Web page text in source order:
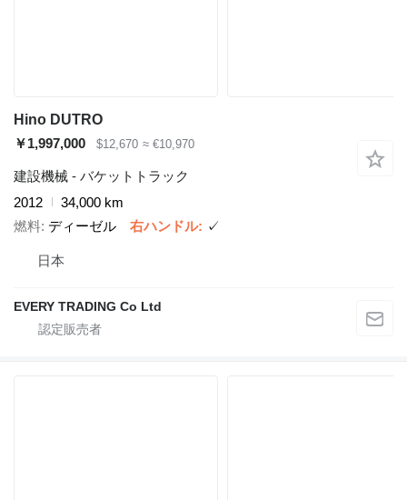
Hino DUTRO
￥1,997,000
$12,670 ≈ €10,970
建設機械 - バケットトラック
2012
34,000 km
燃料 ディーゼル 右ハンドル ✓
日本
EVERY TRADING Co Ltd